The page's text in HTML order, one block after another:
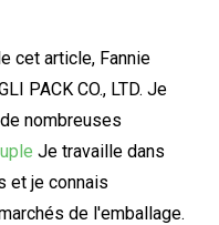
cet article, Fannie
PACK CO., LTD. Je
nombreuses
Je travaille dans
et je connais
de l'emballage.